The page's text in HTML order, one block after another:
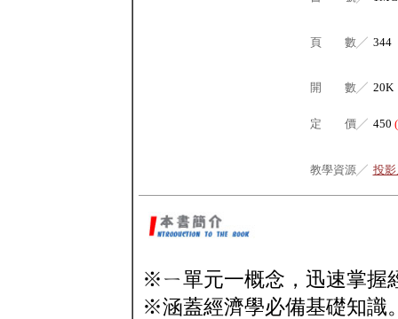
頁 數╱ 344
開 數╱ 20K
定 價╱ 450
教學資源╱ 投
※ㄧ單元一概念，迅速掌握
※涵蓋經濟學必備基礎知識